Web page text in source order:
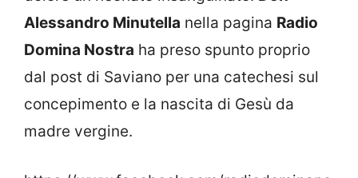
Alessandro Minutella nella pagina Radio
Domina Nostra ha preso spunto proprio
dal post di Saviano per una catechesi sul
concepimento e la nascita di Gesù da
madre vergine.